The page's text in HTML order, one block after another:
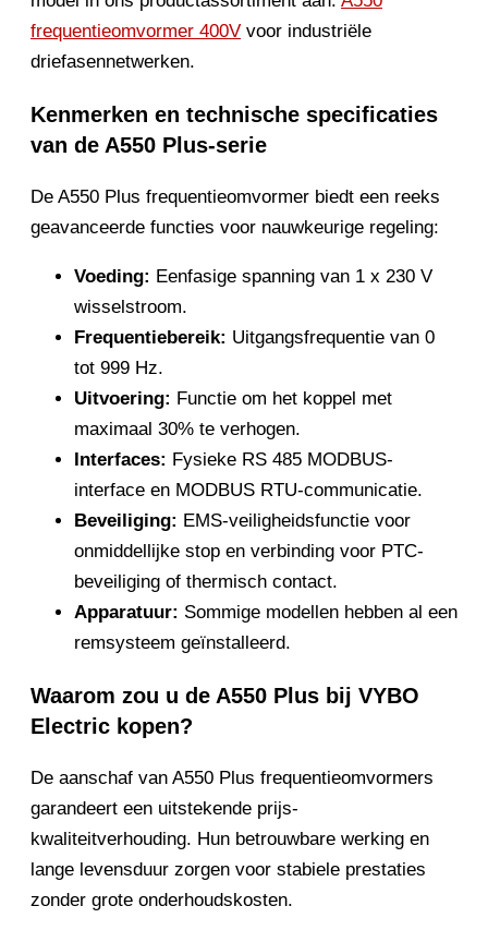
frequentieomvormer 400V voor industriële
driefasennetwerken.
Kenmerken en technische specificaties
van de A550 Plus-serie
De A550 Plus frequentieomvormer biedt een reeks
geavanceerde functies voor nauwkeurige regeling:
Voeding: Eenfasige spanning van 1 x 230 V
wisselstroom.
Frequentiebereik: Uitgangsfrequentie van 0
tot 999 Hz.
Uitvoering: Functie om het koppel met
maximaal 30% te verhogen.
Interfaces: Fysieke RS 485 MODBUS-
interface en MODBUS RTU-communicatie.
Beveiliging: EMS-veiligheidsfunctie voor
onmiddellijke stop en verbinding voor PTC-
beveiliging of thermisch contact.
Apparatuur: Sommige modellen hebben al een
remsysteem geïnstalleerd.
Waarom zou u de A550 Plus bij VYBO
Electric kopen?
De aanschaf van A550 Plus frequentieomvormers
garandeert een uitstekende prijs-
kwaliteitverhouding. Hun betrouwbare werking en
lange levensduur zorgen voor stabiele prestaties
zonder grote onderhoudskosten.